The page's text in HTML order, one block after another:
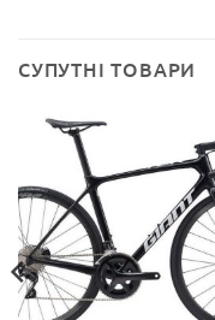
СУПУТНІ ТОВАРИ